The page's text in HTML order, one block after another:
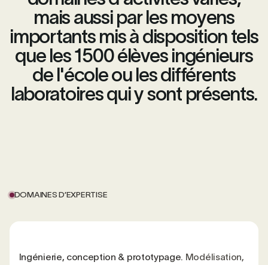
mais aussi par les moyens
importants mis à disposition tels
que les 1500 élèves ingénieurs
de l'école ou les différents
laboratoires qui y sont présents.
DOMAINES D’EXPERTISE
Ingénierie, conception & prototypage. Modélisation,